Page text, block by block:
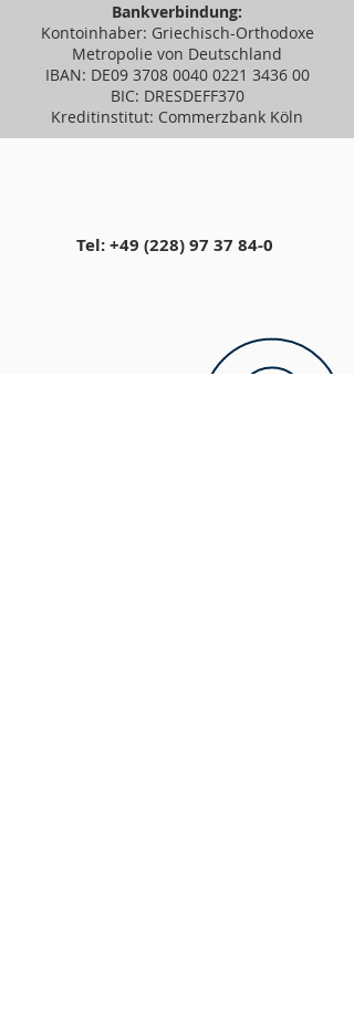
Bankverbindung:
Kontoinhaber: Griechisch-Orthodoxe
Metropolie von Deutschland
IBAN: DE09 3708 0040 0221 343600
BIC: DRESDEFF370
Kreditinstitut: Commerzbank Köln
Tel: +49 (228) 97 37 84-0